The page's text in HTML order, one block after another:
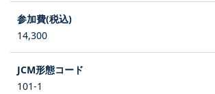
14,300
101-1